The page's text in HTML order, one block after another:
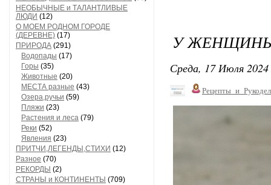
НЕОБЫЧНЫЕ и ТАЛАНТЛИВЫЕ
ЛЮДИ (12)
О МОЕМ РОДНОМ ГОРОДЕ
(ДЕРЕВНЕ) (17)
ПРИРОДА (291)
Водопады (17)
Горы (35)
Животные (20)
МЕСТА разные (43)
Озера,ручьи (59)
Пляжи (23)
Растения и леса (79)
Реки (52)
Явления (23)
ПРИТЧИ,ЛЕГЕНДЫ,СТИХИ (12)
Разное (70)
РЕКОРДЫ (2)
СТРАНЫ и КОНТИНЕНТЫ (709)
У
Среда, 17 Июля